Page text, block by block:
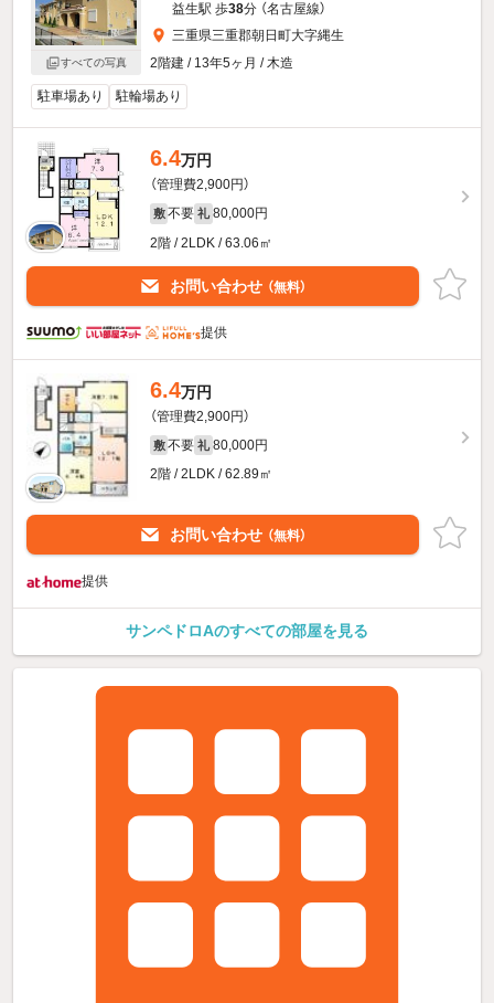
すべての写真
益生駅 歩38分 （名古屋線）
三重県三重郡朝日町大字縄生
2階建 / 13年5ヶ月 / 木造
駐車場あり 駐輪場あり
6.4万円
（管理費2,900円）
敷 不要 礼 80,000円
2階 / 2LDK / 63.06㎡
お問い合わせ （無料）
提供
6.4万円
（管理費2,900円）
敷 不要 礼 80,000円
2階 / 2LDK / 62.89㎡
お問い合わせ （無料）
提供
サンペドロAのすべての部屋を見る